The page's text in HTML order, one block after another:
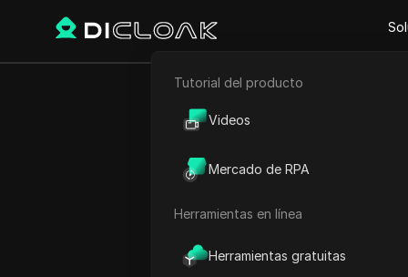
Comercio electrónico
Tutorial del producto
Videos
Mercado de RPA
Herramientas en línea
Herramientas gratuitas